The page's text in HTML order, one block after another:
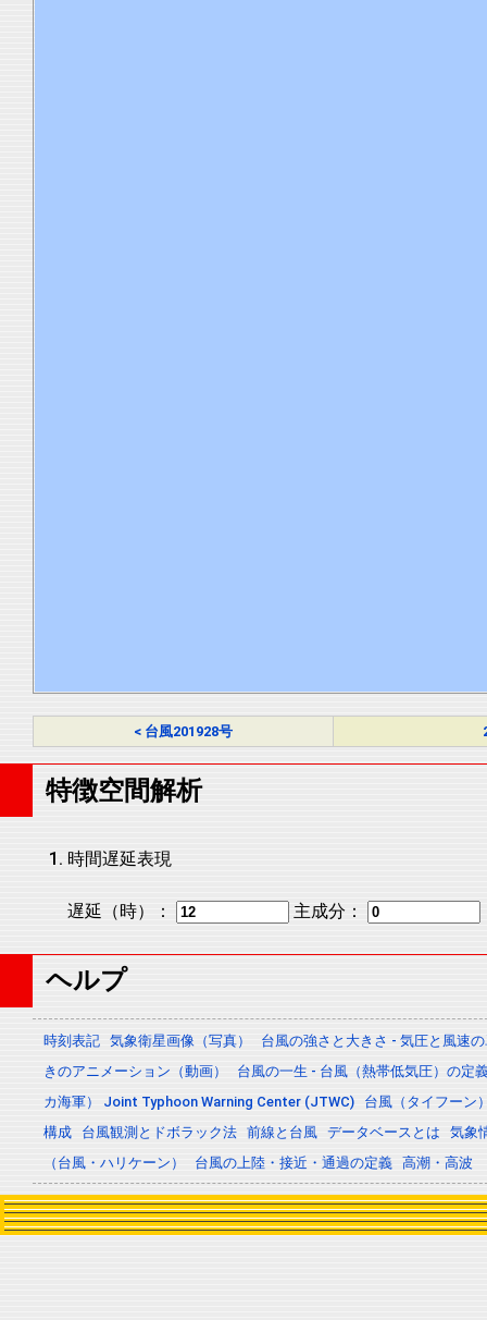
< 台風201928号
特徴空間解析
時間遅延表現
遅延（時）： 主成分：
ヘルプ
時刻表記 気象衛星画像（写真）
台風の強さと大きさ - 気圧と風速
きのアニメーション（動画）
台風の一生 - 台風（熱帯低気圧）の定
カ海軍） Joint Typhoon Warning Center (JTWC)
台風（タイフーン
構成
台風観測とドボラック法 前線と台風 データベースとは
気象
（台風・ハリケーン）
台風の上陸・接近・通過の定義 高潮・高波